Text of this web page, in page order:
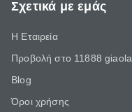
Σχετικά με εμάς
Η Εταιρεία
Προβολή στο 11888 giaola
Blog
Όροι χρήσης